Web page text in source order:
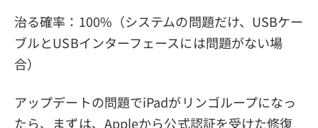
治る確率：100%（システムの問題だけ、USBケー
ブルとUSBインターフェースには問題がない場
合）
アップデートの問題でiPadがリンゴループになっ
たら、まずは、Appleから公式認証を受けた修復